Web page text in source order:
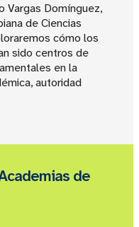
Vargas Domínguez,
de Ciencias
cómo los
sido centros de
en la
autoridad
de